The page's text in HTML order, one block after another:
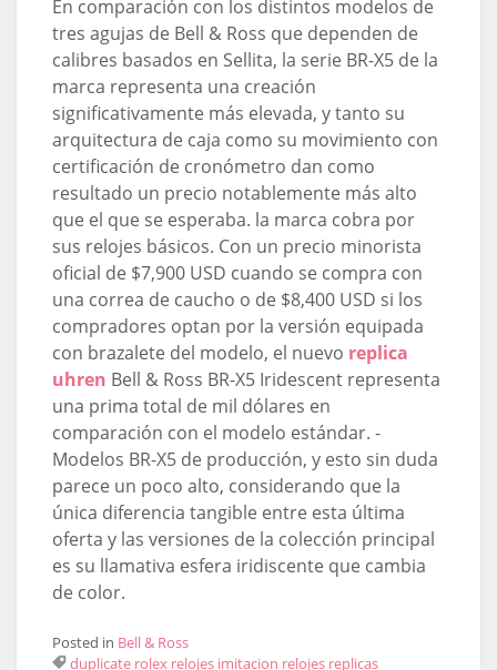
En comparación con los distintos modelos de
tres agujas de Bell & Ross que dependen de
calibres basados ​​en Sellita, la serie BR-X5 de la
marca representa una creación
significativamente más elevada, y tanto su
arquitectura de caja como su movimiento con
certificación de cronómetro dan como
resultado un precio notablemente más alto
que el que se esperaba. la marca cobra por
sus relojes básicos. Con un precio minorista
oficial de $7,900 USD cuando se compra con
una correa de caucho o de $8,400 USD si los
compradores optan por la versión equipada
con brazalete del modelo, el nuevo replica
uhren Bell & Ross BR-X5 Iridescent representa
una prima total de mil dólares en
comparación con el modelo estándar. -
Modelos BR-X5 de producción, y esto sin duda
parece un poco alto, considerando que la
única diferencia tangible entre esta última
oferta y las versiones de la colección principal
es su llamativa esfera iridiscente que cambia
de color.
Posted in Bell & Ross
duplicate rolex relojes imitacion relojes replicas